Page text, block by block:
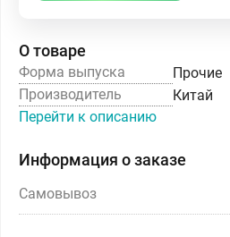
О товаре
Форма выпуска
Прочие
Производитель
Китай
Перейти к описанию
Информация о заказе
Самовывоз